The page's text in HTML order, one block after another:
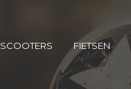
SCOOTERS FIETSEN